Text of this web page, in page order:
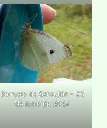
Barruelo de Santullán – 23
de junio de 2024